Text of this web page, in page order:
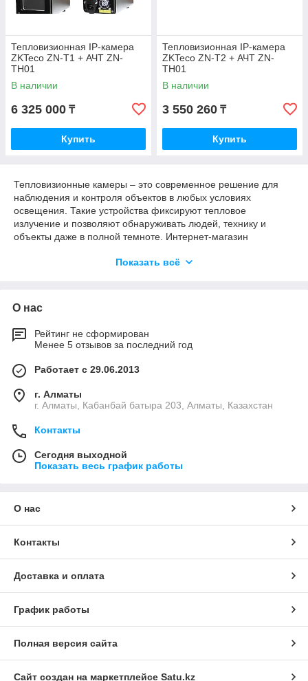
Тепловизионная IP-камера
ZKTeco ZN-T1 + АЧТ ZN-
TH01
В наличии
6 325 000 ₸
Купить
Тепловизионная IP-камера
ZKTeco ZN-T2 + АЧТ ZN-
TH01
В наличии
3 550 260 ₸
Купить
Тепловизионные камеры – это современное решение для
наблюдения и контроля объектов в любых условиях
освещения. Такие устройства фиксируют тепловое
излучение и позволяют обнаруживать людей, технику и
объекты даже в полной темноте. Интернет-магазин
тепловизионные камеры видеонаблюдения с возможностью
Тепловизоры: особенности и
преимущества
Современные тепловизоры отличаются высокой точностью и
надежностью. Они используются для обеспечения
безопасности, мониторинга территорий и диагностики
оборудования.
Преимущества тепловизионных камер:
работа в полной темноте и при плохой видимости;
высокая точность и дальность обнаружения;
Тепловизионные камеры
Профессиональные тепловизионные камеры
видеонаблюдения используются для охраны объектов и
контроля территорий. Они интегрируются в системы
безопасности и позволяют повысить эффективность
видеонаблюдения.
Показать всё
О нас
Рейтинг не сформирован
Менее 5 отзывов за последний год
Работает с 29.06.2013
г. Алматы
г. Алматы, Кабанбай батыра 203, Алматы, Казахстан
Контакты
Сегодня выходной
Показать весь график работы
О нас
Контакты
Доставка и оплата
График работы
Полная версия сайта
Сайт создан на маркетплейсе Satu.kz